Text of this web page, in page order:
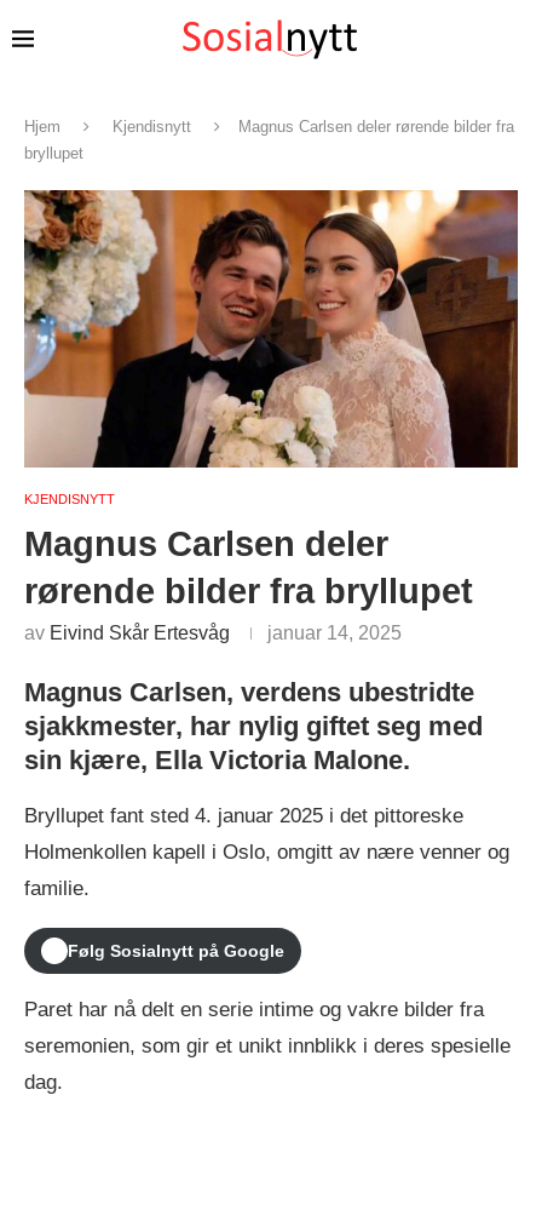
Hjem Kjendisnytt
Magnus Carlsen deler rørende bilder fra
bryllupet
KJENDISNYTT
Magnus Carlsen deler
rørende bilder fra bryllupet
av Eivind Skår Ertesvåg januar 14, 2025
Magnus Carlsen, verdens ubestridte
sjakkmester, har nylig giftet seg med
sin kjære, Ella Victoria Malone.
Bryllupet fant sted 4. januar 2025 i det pittoreske
Holmenkollen kapell i Oslo, omgitt av nære venner og
familie.
Følg Sosialnytt på Google
Paret har nå delt en serie intime og vakre bilder fra
seremonien, som gir et unikt innblikk i deres spesielle
dag.